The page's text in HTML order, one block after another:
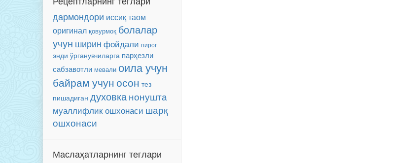
дармондори иссиқ таом
оригинал қовурмоқ болалар
учун ширин фойдали пирог
энди ўрганувчиларга парҳезли
сабзавотли мевали оила учун
байрам учун осон тез
пишадиган духовканонушта
муаллифлик ошхонаси шарқ
ошхонаси
Маслаҳатларнинг теглари